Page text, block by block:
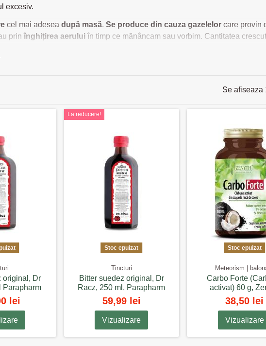
excesiv.
cel mai adesea după masă. Se produce din cauza gazelelor care provin
prinînghițirea aerului în timp ce mănâncam sau vorbim. Cantitatea
acordați o atenție sporita dietei. Evitati alimentele care fermenteaza,
si lichide în timpul zilei. Daca aveti o senzatie
o consumați, excludeți băuturile carbogazoase și mâncați încet. Poti
flatulența și gazele.
balonare recomandate sunt feniculul care este carminativ, în timp ce
de remedii naturiste pentru balonare, care au și un efect benefic asupra
balonare si gaze eliberate fără prescripție medicală care reduc
pentru balonare si gaze intestinale cu simeticona sunt disponibile
flatulență la bebeluși.
si medicamente pentru ameliorarea
balonare excesiva si gaze intestinale care conțin culturi de bacterii vii,
digestiv. Acestea susțin activitatea prin completarea florei digestive.
și copii. Cărbunele medicinal are un efect absorbant. De asemenea, in
Se afiseaza
original, Dr
Parapharm
lei
La reducere!
Stoc epuizat
Tincturi
Bitter suedez original, Dr
Racz, 250 ml, Parapharm
59,99 lei
Vizualizare
Stoc epuizat
Meteorism |
Carbo Forte
activat) 60 g,
38,50 lei
Vizualizare